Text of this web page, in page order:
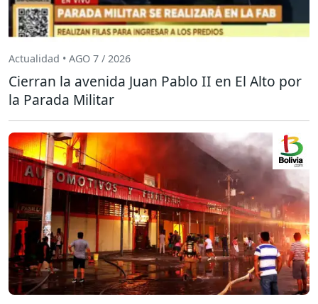
Actualidad • AGO 7 / 2026
Cierran la avenida Juan Pablo II en El Alto por
la Parada Militar